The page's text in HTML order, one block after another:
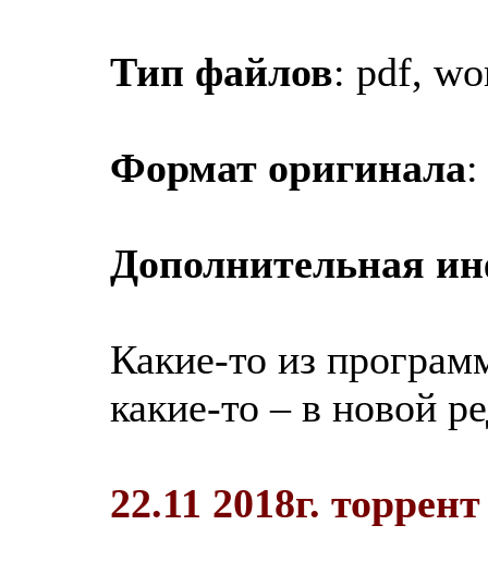
Тип файлов: pdf,
Формат оригинала
Дополнительная
Какие-то из
какие-то – в новой
22.11 2018г.